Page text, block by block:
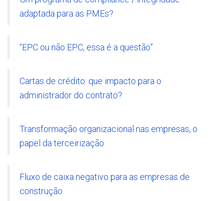
adaptada para as PMEs?
“EPC ou não EPC, essa é a questão”
Cartas de crédito: que impacto para o
administrador do contrato?
Transformação organizacional nas empresas, o
papel da terceirização
Fluxo de caixa negativo para as empresas de
construção